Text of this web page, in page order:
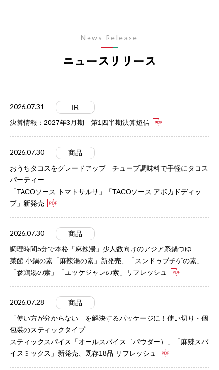
ニュースリリース
News Release
2026.07.31
IR
決算情報：2027年3月期 第1四半期決算短信
2026.07.30
商品
おうちタコスをグレードアップ！チューブ調味料で手軽にタコス
パーティー
「TACOソース トマトサルサ」「TACOソース アボカドディッ
プ」新発売
2026.07.30
商品
調理時間5分で本格「麻辣湯」少人数向けのアジア系鍋つゆ
菜館 小鍋の素「麻辣湯の素」新発売、「スンドゥブチゲの素」
「参鶏湯の素」「ユッケジャンの素」リフレッシュ
2026.07.28
商品
「使い方が分からない」を解決するパッケージに！使い切り・個
包装のスティックタイプ
スティックスパイス「オールスパイス（パウダー）」「麻辣スパ
イスミックス」新発売、既存18品 リフレッシュ